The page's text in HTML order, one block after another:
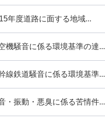
年度道路に面する地域...
機騒音に係る環境基準の達...
線鉄道騒音に係る環境基準...
・振動・悪臭に係る苦情件...